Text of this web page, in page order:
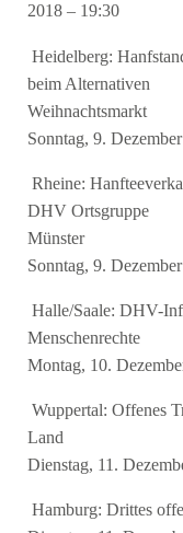
2018 – 19:30
Heidelberg:
beim Alternativen
Weihnachtsmarkt
Sonntag, 9.
Rheine:
DHV Ortsgruppe
Münster
Sonntag, 9.
Halle/Saale: DHV-
Menschenrechte
Montag, 10.
Wuppertal: Offenes
Land
Dienstag, 11.
Hamburg: Drittes